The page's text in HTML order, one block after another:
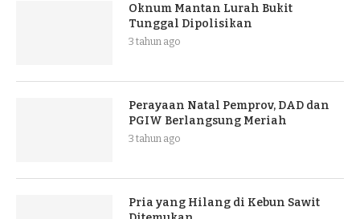
Oknum Mantan Lurah Bukit
Tunggal Dipolisikan
3 tahun ago
Perayaan Natal Pemprov, DAD dan
PGIW Berlangsung Meriah
3 tahun ago
Pria yang Hilang di Kebun Sawit